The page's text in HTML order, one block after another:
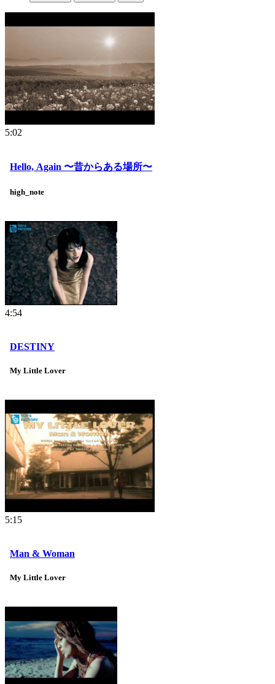
5:02
Hello, Again 〜昔からある場所〜
high_note
4:54
DESTINY
My Little Lover
5:15
Man & Woman
My Little Lover